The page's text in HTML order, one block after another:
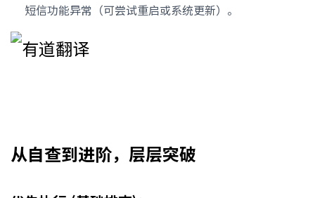
短信功能异常（可尝试重启或系统更新）。
从自查到进阶，层层突破